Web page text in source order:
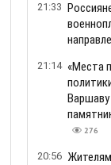
21:33
21:14 «Места
Варшаву
276
20:56